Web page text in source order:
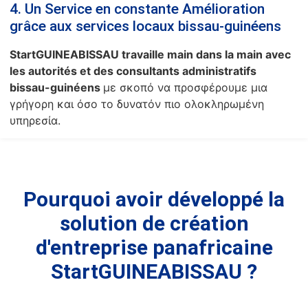
4. Un Service en constante Amélioration
grâce aux services locaux bissau-guinéens
StartGUINEABISSAU travaille main dans la main avec
les autorités et des consultants administratifs
bissau-guinéens με σκοπό να προσφέρουμε μια
γρήγορη και όσο το δυνατόν πιο ολοκληρωμένη
υπηρεσία.
Pourquoi avoir développé la
solution de création
d'entreprise panafricaine
StartGUINEABISSAU ?